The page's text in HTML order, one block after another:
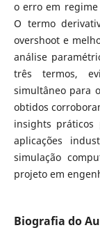
o erro em
O termo
overshoot e
análise
três termos,
simultâneo para
obtidos
insights práticos
aplicações
simulação
projeto em
Biografia do